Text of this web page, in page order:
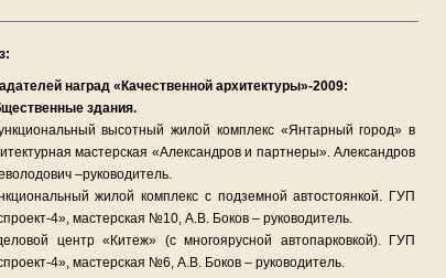
наград «Качественной архитектуры»-2009:
здания.
высотный жилой комплекс «Янтарный город» в
мастерская «Александров и партнеры». Александров
–руководитель.
жилой комплекс с подземной автостоянкой. ГУП
4», мастерская №10, А.В. Боков – руководитель.
центр «Китеж» (с многоярусной автопарковкой). ГУП
4», мастерская №6, А.В. Боков – руководитель.